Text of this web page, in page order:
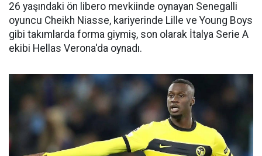
26 yaşındaki ön libero mevkiinde oynayan Senegalli
oyuncu Cheikh Niasse, kariyerinde Lille ve Young Boys
gibi takımlarda forma giymiş, son olarak İtalya Serie A
ekibi Hellas Verona'da oynadı.